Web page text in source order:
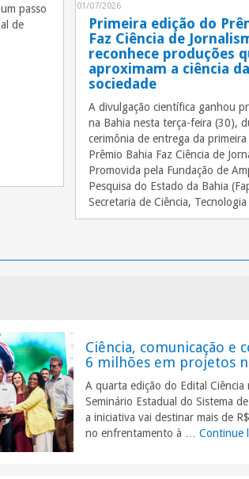
passo
de
01/07/2026
Primeira edição do
Faz Ciência de
reconhece produções
aproximam a ciência da
sociedade
A divulgação científica ganhou
na Bahia nesta terça-feira (30),
cerimônia de entrega da
Prêmio Bahia Faz Ciência de
Promovida pela Fundação de
Pesquisa do Estado da Bahia
Secretaria de Ciência,
Ciência, comunicação e
6 milhões em projetos
A quarta edição do Edital
Seminário Estadual do Sistema
a iniciativa vai destinar mais de
no enfrentamento à …Continue